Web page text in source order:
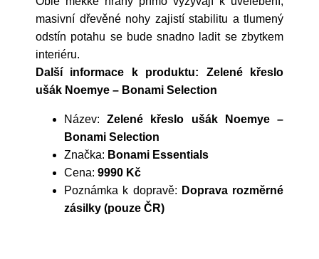
masivní dřevěné nohy zajistí stabilitu a tlumený
odstín potahu se bude snadno ladit se zbytkem
interiéru.
Další informace k produktu: Zelené křeslo
ušák Noemye – Bonami Selection
Název:Zelené křeslo ušák Noemye –
Bonami Selection
Značka: Bonami Essentials
Cena: 9990 Kč
Poznámka k dopravě: Doprava rozměrné
zásilky (pouze ČR)